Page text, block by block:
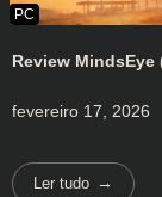
Review MindsEye
fevereiro 17, 2026
Ler tudo